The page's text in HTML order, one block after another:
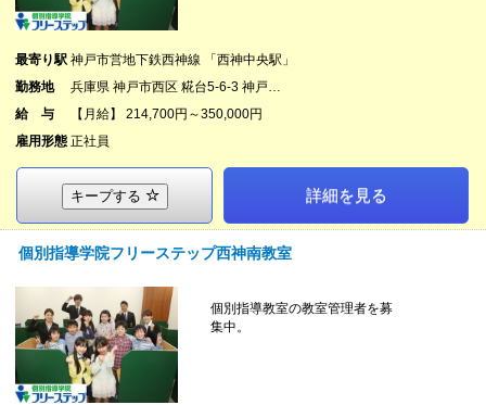
最寄り駅 神戸市営地下鉄西神線 「西神中央駅」
勤務地
兵庫県 神戸市西区 糀台5-6-3 神戸…
給 与
【月給】 214,700円～350,000円
雇用形態 正社員
キープする 詳細を見る
個別指導学院フリーステップ西神南教室
個別指導教室の教室管理者を募
集中。